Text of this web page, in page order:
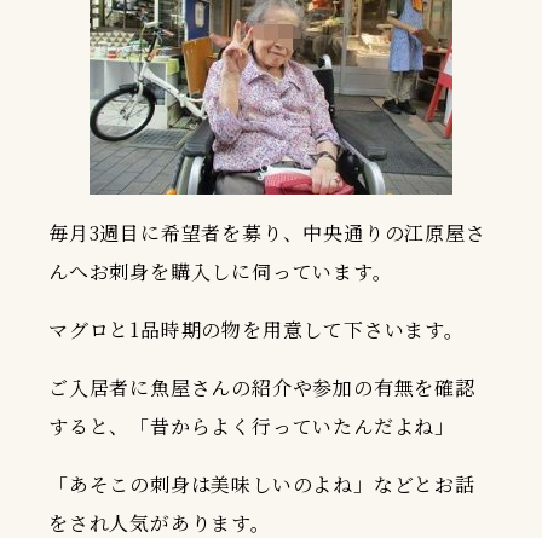
毎月3週目に希望者を募り、中央通りの江原屋さ
んへお刺身を購入しに伺っています。
マグロと1品時期の物を用意して下さいます。
ご入居者に魚屋さんの紹介や参加の有無を確認
すると、「昔からよく行っていたんだよね」
「あそこの刺身は美味しいのよね」などとお話
をされ人気があります。